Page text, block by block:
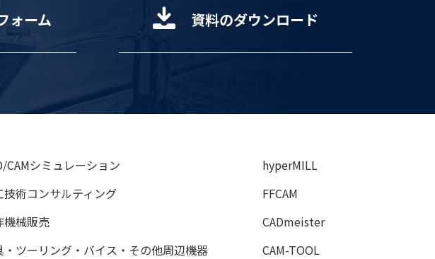
ォーム 資料のダウンロード
CAMシミュレーション
技術コンサルティング
機械販売
・ツーリング・バイス・その他周辺機器
hyperMILL
FFCAM
CADmeister
CAM-TOOL